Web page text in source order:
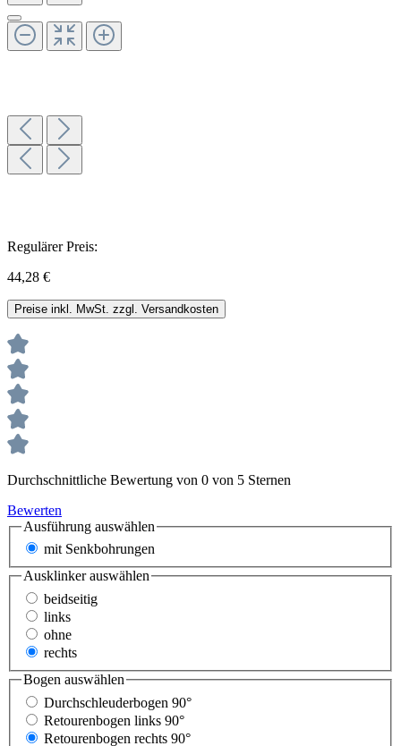
Regulärer Preis:
44,28 €
Preise inkl. MwSt. zzgl. Versandkosten
Durchschnittliche Bewertung von 0 von 5 Sternen
Bewerten
Ausführung auswählen
mit Senkbohrungen
Ausklinkerauswählen
beidseitig
links
ohne
rechts
Bogen auswählen
Durchschleuderbogen 90°
Retourenbogen links 90°
Retourenbogen rechts 90°